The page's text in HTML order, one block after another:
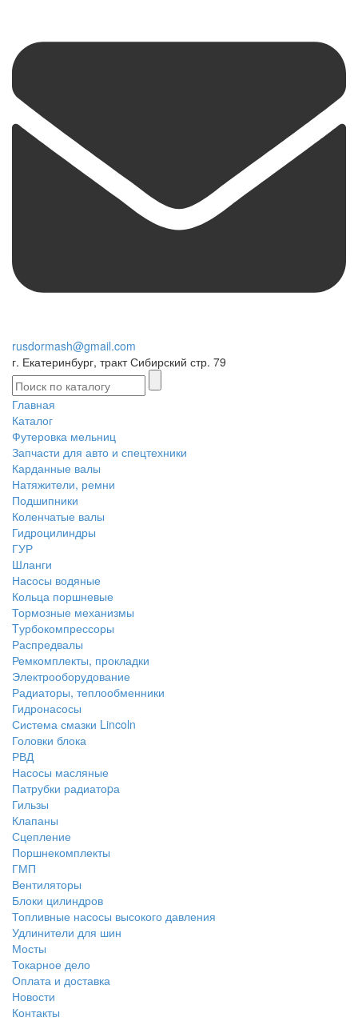
rusdormash@gmail.com
г. Екатеринбург, тракт Сибирский стр. 79
Главная
Каталог
Футеровка мельниц
Запчасти для авто и спецтехники
Карданные валы
Натяжители, ремни
Подшипники
Коленчатые валы
Гидроцилиндры
ГУР
Шланги
Насосы водяные
Кольца поршневые
Тормозные механизмы
Tурбокомпрессоры
Распредвалы
Ремкомплекты, прокладки
Электрооборудование
Радиаторы, теплообменники
Гидронасосы
Система смазки Lincoln
Головки блока
РВД
Насосы масляные
Патрубки радиатоpа
Гильзы
Клапаны
Сцепление
Поршнекомплекты
ГМП
Вентиляторы
Блоки цилиндров
Топливные насосы высокого давления
Удлинители для шин
Мосты
Токарное дело
Оплата и доставка
Новости
Контакты